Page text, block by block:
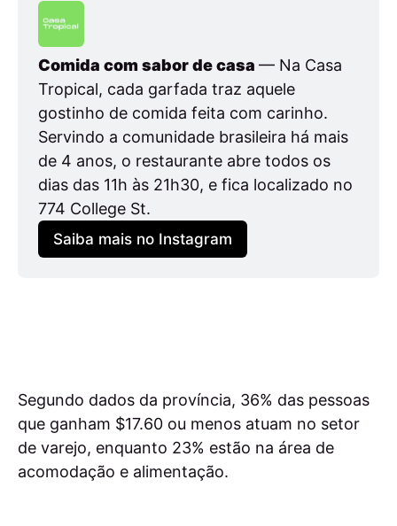
Comida com sabor de casa — Na Casa
Tropical, cada garfada traz aquele
gostinho de comida feita com carinho.
Servindo a comunidade brasileira há mais
de 4 anos, o restaurante abre todos os
dias das 11h às 21h30, e fica localizado no
774 College St.
Saiba mais no Instagram
Segundo dados da província, 36% das pessoas
que ganham $17.60 ou menos atuam no setor
de varejo, enquanto 23% estão na área de
acomodação e alimentação.